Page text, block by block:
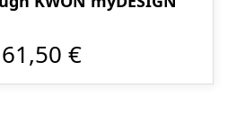
61,50 €